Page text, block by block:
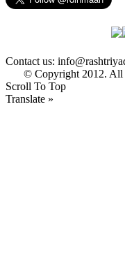
Contact us:
© Copyright 2012. All
Scroll To Top
Translate »